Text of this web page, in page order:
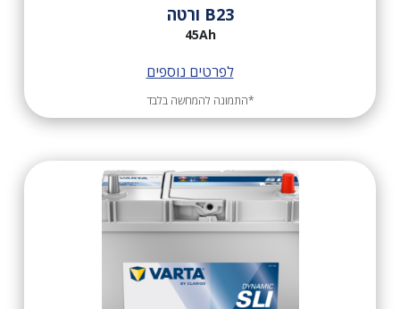
B23 ורטה
לפרטים נוספים
*התמונה להמחשה בלבד
45Ah